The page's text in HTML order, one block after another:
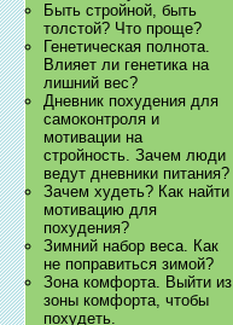
Быть стройной, быть
толстой? Что проще?
Генетическая полнота.
Влияет ли генетика на
лишний вес?
Дневник похудения для
самоконтроля и
мотивации на
стройность. Зачем люди
ведут дневники питания?
Зачем худеть? Как найти
мотивацию для
похудения?
Зимний набор веса. Как
не поправиться зимой?
Зона комфорта. Выйти из
зоны комфорта, чтобы
похудеть.